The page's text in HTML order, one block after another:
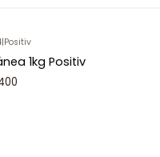
|Positiv
1kg Positiv